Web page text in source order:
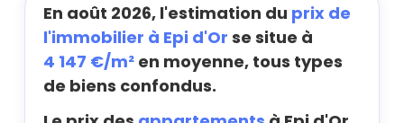
En août 2026, l'estimation du prix de
l'immobilier à Epi d'Or se situe à
4 147 €/m² en moyenne, tous types
de biens confondus.